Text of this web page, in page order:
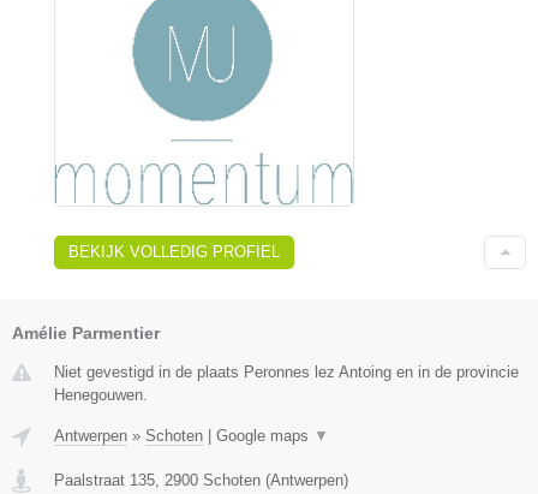
BEKIJK VOLLEDIG PROFIEL
Amélie Parmentier
Niet gevestigd in de plaats Peronnes lez Antoing en in de provincie
Henegouwen.
Antwerpen » Schoten | Google maps ▼
Paalstraat 135 2900 Schoten (Antwerpen)